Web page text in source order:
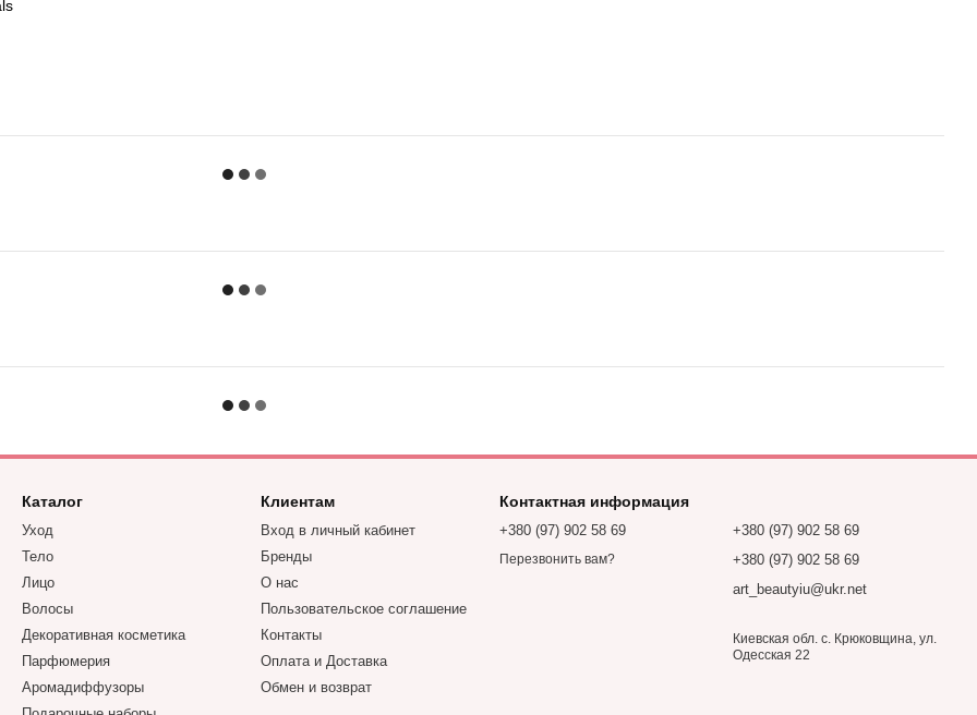
Каталог
Уход
Тело
Лицо
Волосы
Декоративная косметика
Парфюмерия
Аромадиффузоры
Клиентам
Вход в личный кабинет
Бренды
О нас
Пользовательское соглашение
Контакты
Оплата и Доставка
Обмен и возврат
Контактная информация
+380 (97) 902 58 69
Перезвонить вам?
+380 (97) 902 58 69
+380 (97) 902 58 69
art_beautyiu@ukr.net
Киевская обл. с. Крюковщина, ул.
Одесская 22